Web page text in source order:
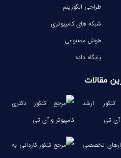
طراحی الگوریتم
شبکه های کامپیوتری
هوش مصنوعی
پایگاه داده
مقالات